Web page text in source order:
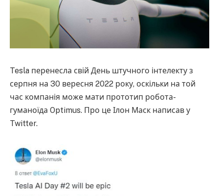
Tesla перенесла свій День штучного інтелекту з
серпня на 30 вересня 2022 року, оскільки на той
час компанія може мати прототип робота-
гуманоїда Optimus. Про це Ілон Маск написав у
Twitter.